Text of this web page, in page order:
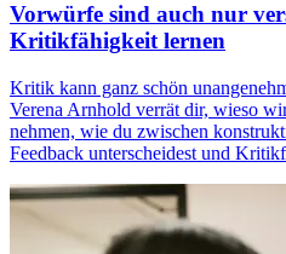
Vorwürfe sind auch nur
Kritikfähigkeit lernen
Kritik kann ganz schön
Verena Arnhold verrät dir, wieso
nehmen, wie du zwischen
Feedback unterscheidest und